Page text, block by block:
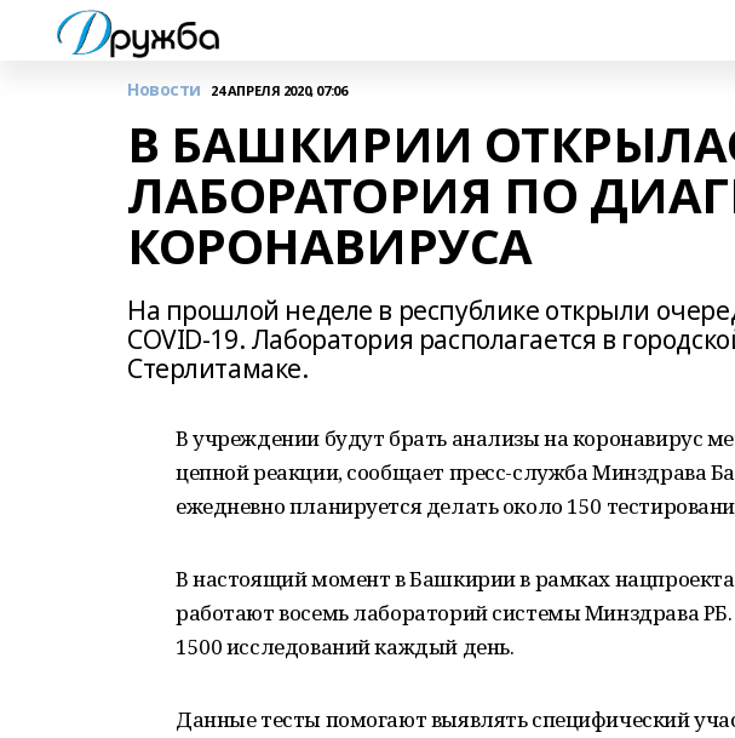
Новости 24 АПРЕЛЯ 2020, 07:06
В БАШКИРИИ
ЛАБОРАТОРИЯ ПО
КОРОНАВИРУСА
На прошлой неделе в республике открыли
COVID-19. Лаборатория располагается в
Стерлитамаке.
В учреждении будут брать анализы на коронавирус
цепной реакции, сообщает пресс-служба Минздрава
ежедневно планируется делать около 150
В настоящий момент в Башкирии в рамках
работают восемь лабораторий системы Минздрава
1500 исследований каждый день.
Данные тесты помогают выявлять специфический